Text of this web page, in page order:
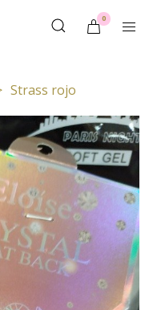
0
Strass rojo